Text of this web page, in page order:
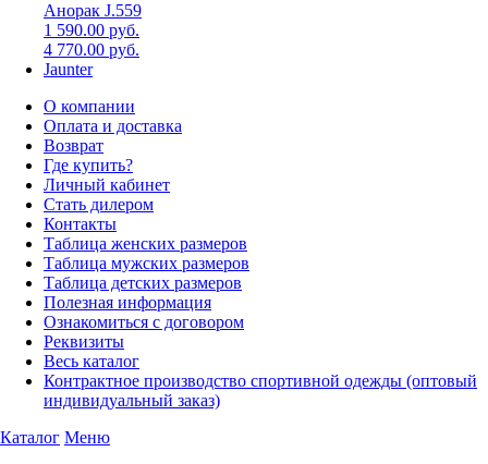
Анорак J.559
1 590.00 руб.
4 770.00 руб.
Jaunter
О компании
Оплата и доставка
Возврат
Где купить?
Личный кабинет
Стать дилером
Контакты
Таблица женских размеров
Таблица мужских размеров
Таблица детских размеров
Полезная информация
Ознакомиться с договором
Реквизиты
Весь каталог
Контрактное производство спортивной одежды (оптовый
индивидуальный заказ)
Каталог Меню